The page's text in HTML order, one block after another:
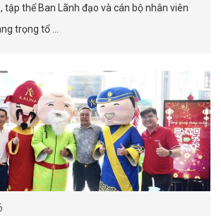
tập thể Ban Lãnh đạo và cán bộ nhân viên
trọng tổ ...